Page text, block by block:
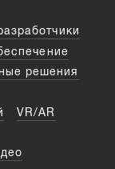
решения
VR/AR